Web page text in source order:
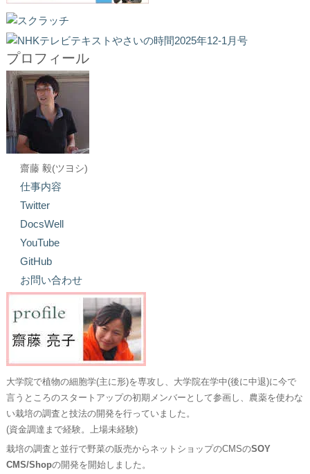
プロフィール
齋藤 毅(ツヨシ)
仕事内容
Twitter
DocsWell
YouTube
GitHub
お問い合わせ
大学院で植物の細胞学(主に形)を専攻し、大学院在学中(後に中退)に今で
言うところのスタートアップの初期メンバーとして参画し、農薬を使わな
い栽培の調査と技法の開発を行っていました。
(資金調達まで経験。上場未経験)
栽培の調査と並行で野菜の販売からネットショップのCMSのSOY
CMS/Shopの開発を開始しました。